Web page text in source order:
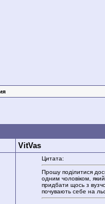
VitVas
Цитата:
Прошу поділитися
одним чоловіком,
придбати щось з
почувають себе на